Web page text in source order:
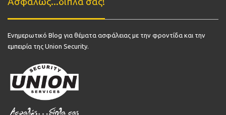
Ενημερωτικό Blog για θέματα ασφάλειας με την φροντίδα και την
εμπειρία της Union Security.